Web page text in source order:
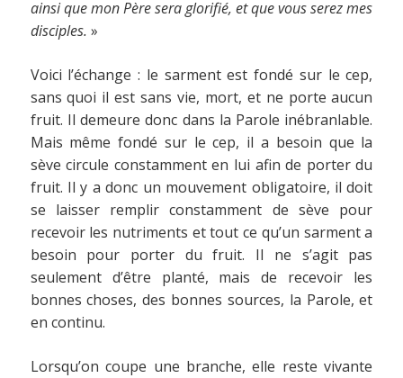
ainsi que mon Père sera glorifié, et que vous serez mes
disciples. »
Voici l’échange : le sarment est fondé sur le cep,
sans quoi il est sans vie, mort, et ne porte aucun
fruit. Il demeure donc dans la Parole inébranlable.
Mais même fondé sur le cep, il a besoin que la
sève circule constamment en lui afin de porter du
fruit. Il y a donc un mouvement obligatoire, il doit
se laisser remplir constamment de sève pour
recevoir les nutriments et tout ce qu’un sarment a
besoin pour porter du fruit. Il ne s’agit pas
seulement d’être planté, mais de recevoir les
bonnes choses, des bonnes sources, la Parole, et
en continu.
Lorsqu’on coupe une branche, elle reste vivante